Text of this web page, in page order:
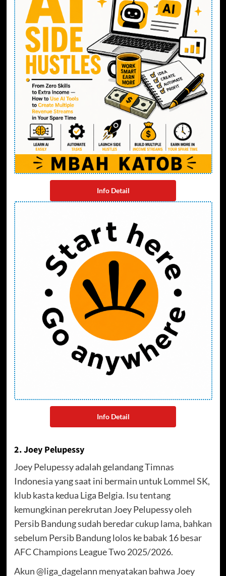
Info Detail
Info Detail
2. Joey Pelupessy
Joey Pelupessy adalah gelandang Timnas
Indonesia yang saat ini bermain untuk Lommel SK,
klub kasta kedua Liga Belgia. Isu tentang
kemungkinan perekrutan Joey Pelupessy oleh
Persib Bandung sudah beredar cukup lama, bahkan
sebelum Persib Bandung lolos ke babak 16 besar
AFC Champions League Two 2025/2026.
Akun @liga_dagelann menyatakan bahwa Joey